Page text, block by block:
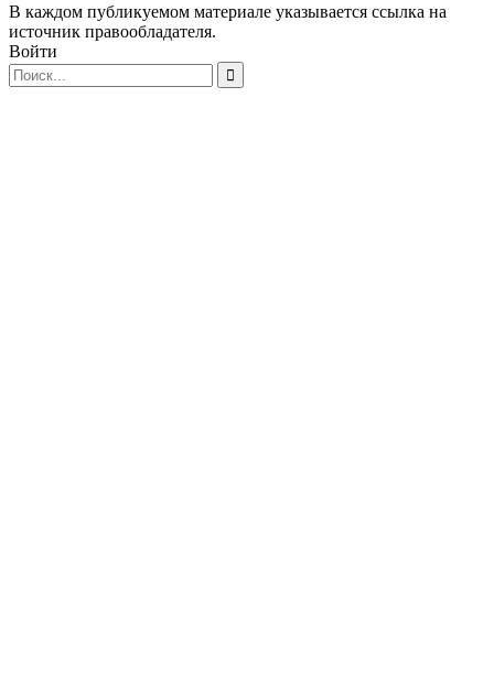
В каждом публикуемом материале указывается ссылка на
источник правообладателя.
Войти